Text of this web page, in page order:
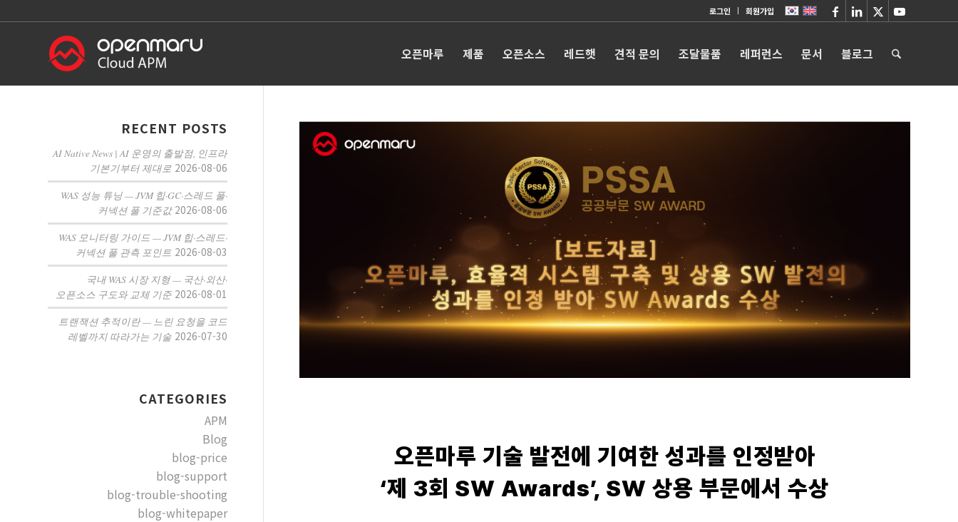
로그인 회원가입
오픈마루 제품 오픈소스 레드햇 견적 문의 조달물품 레퍼런스 문서 블로그
오픈마루 기술 발전에 기여한 성과를 인정받아
‘제 3회 SW Awards’, SW 상용 부문에서 수상
RECENT POSTS
AI Native News | AI 운영의 출발점, 인프라
기본기부터 제대로 2026-08-06
WAS 성능 튜닝 — JVM 힙·GC·스레드 풀·
커넥션 풀 기준값 2026-08-06
WAS 모니터링 가이드 — JVM 힙·스레드·
커넥션 풀 관측 포인트 2026-08-03
국내 WAS 시장 지형 — 국산·외산·
오픈소스 구도와 교체 기준 2026-08-01
트랜잭션 추적이란 — 느린 요청을 코드
레벨까지 따라가는 기술 2026-07-30
CATEGORIES
APM
Blog
blog-price
blog-support
blog-trouble-shooting
blog-whitepaper